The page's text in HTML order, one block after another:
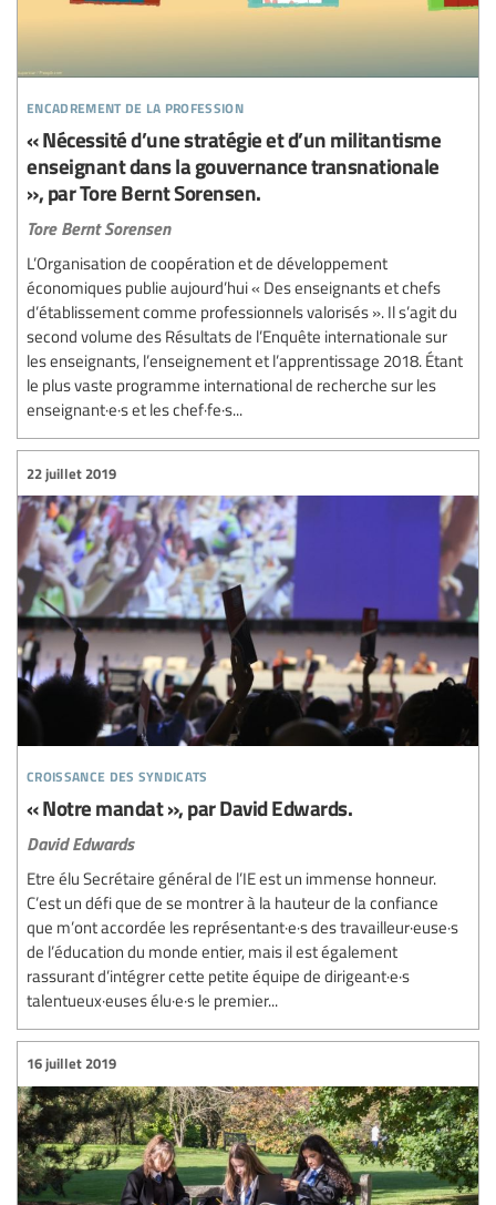
encadrement de la profession
« Nécessité d’une stratégie et d’un militantisme
enseignant dans la gouvernance transnationale
», par Tore Bernt Sorensen.
Tore Bernt Sorensen
L’Organisation de coopération et de développement
économiques publie aujourd’hui « Des enseignants et chefs
d’établissement comme professionnels valorisés ». Il s’agit du
second volume des Résultats de l’Enquête internationale sur
les enseignants, l’enseignement et l’apprentissage 2018. Étant
le plus vaste programme international de recherche sur les
enseignant·e·s et les chef·fe·s...
croissance des syndicats
22 juillet 2019
« Notre mandat », par David Edwards.
David Edwards
Etre élu Secrétaire général de l’IE est un immense honneur.
C’est un défi que de se montrer à la hauteur de la confiance
que m’ont accordée les représentant·e·s des travailleur·euse·s
de l’éducation du monde entier, mais il est également
rassurant d’intégrer cette petite équipe de dirigeant·e·s
talentueux·euses élu·e·s le premier...
16 juillet 2019